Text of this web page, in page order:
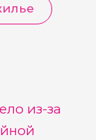
из-за